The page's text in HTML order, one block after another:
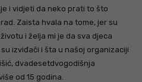
i vidjeti da neko prati to što
Zaista hvala na tome, jer su
i želja mi je da sva djeca
izviđači i šta u našoj organizaciji
dvadesetdvogodišnja
od 15 godina.